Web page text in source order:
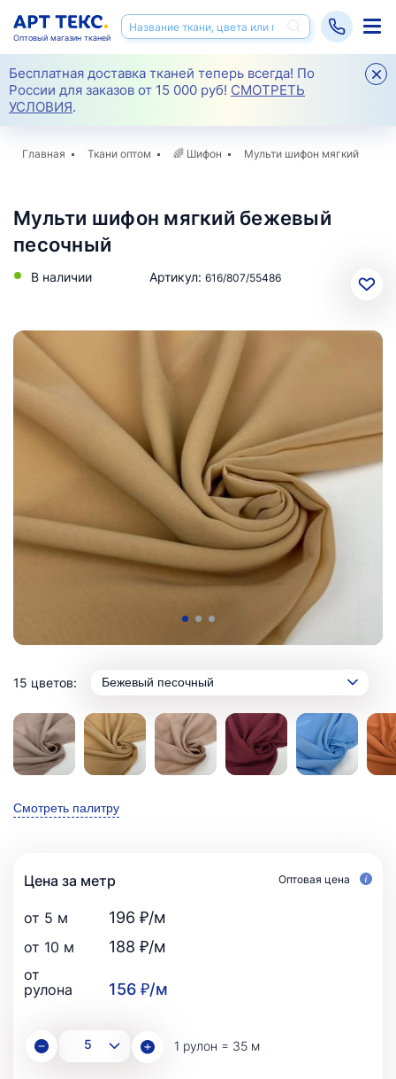
Бесплатная доставка тканей теперь всегда! По
России для заказов от 15 000 руб! СМОТРЕТЬ
УСЛОВИЯ.
Оптовый магазин тканей
Главная Ткани оптом 🌈 Шифон Мульти шифон мягкий
Мульти шифон мягкий бежевый
песочный
В наличии Артикул: 616/807/55486
15 цветов: Бежевый песочный
Смотреть палитру
Цена за метр Оптовая цена
от 5 м 196 ₽/м
от 10 м 188 ₽/м
от
рулона
156 ₽/м
1 рулон = 35 м